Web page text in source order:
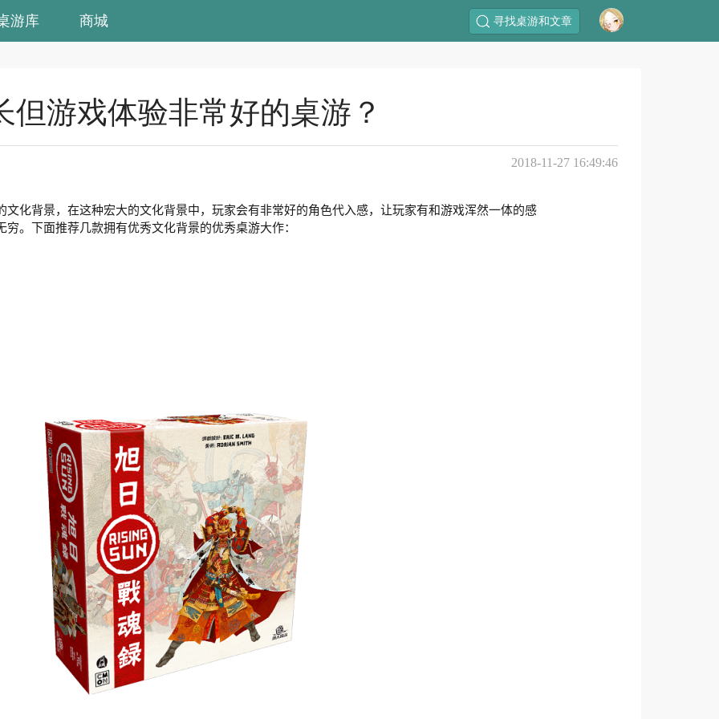
游库 商城 寻找桌游和文章
游戏体验非常好的桌游？
2018-11-27 16:49:46
文化背景，在这种宏大的文化背景中，玩家会有非常好的角色代入感，让玩家有和游戏浑然一体的感
。下面推荐几款拥有优秀文化背景的优秀桌游大作：